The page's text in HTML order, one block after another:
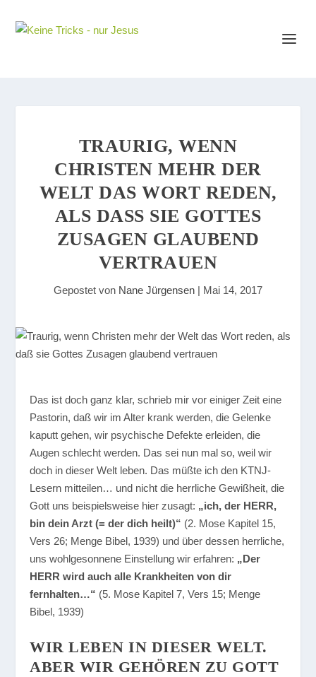
TRAURIG, WENN
CHRISTEN MEHR DER
WELT DAS WORT REDEN,
ALS DASS SIE GOTTES Z
USAGEN GLAUBEND V
ERTRAUEN
Gepostet von Nane Jürgensen | Mai 14, 2017
Das ist doch ganz klar, schrieb mir vor einiger Zeit eine
Pastorin, daß wir im Alter krank werden, die Gelenke
kaputt gehen, wir psychische Defekte erleiden, die
Augen schlecht werden. Das sei nun mal so, weil wir
doch in dieser Welt leben. Das müßte ich den KTNJ-
Lesern mitteilen… und nicht die herrliche Gewißheit, die
Gott uns beispielsweise hier zusagt: „ich, der HERR,
bin dein Arzt (= der dich heilt)“ (2. Mose Kapitel 15,
Vers 26; Menge Bibel, 1939) und über dessen herrliche,
uns wohlgesonnene Einstellung wir erfahren: „Der
HERR wird auch alle Krankheiten von dir
fernhalten…“ (5. Mose Kapitel 7, Vers 15; Menge
Bibel, 1939)
WIR LEBEN IN DIESER WELT.
ABER WIR GEHÖREN ZU GOTT